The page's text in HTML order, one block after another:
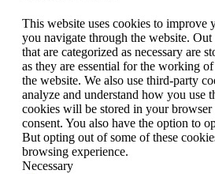
This website uses cookies to improve
you navigate through the website. Out
that are categorized as necessary are
as they are essential for the working
the website. We also use third-party
analyze and understand how you use
cookies will be stored in your
consent. You also have the option to
But opting out of some of these
browsing experience.
Necessary